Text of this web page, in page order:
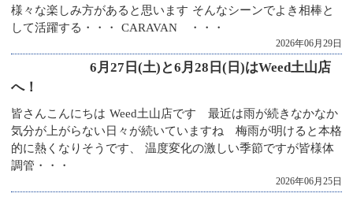
様々な楽しみ方があると思います そんなシーンでよき相棒と
して活躍する・・・ CARAVAN ・・・
2026年06月29日
6月27日(土)と6月28日(日)はWeed土山店
へ！
皆さんこんにちは Weed土山店です 最近は雨が続きなかなか
気分が上がらない日々が続いていますね 梅雨が明けると本格
的に熱くなりそうです、 温度変化の激しい季節ですが皆様体
調管・・・
2026年06月25日